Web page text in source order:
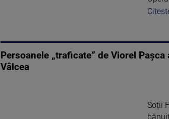
Persoanele „traficate” de Viorel
Vâlcea
Soții